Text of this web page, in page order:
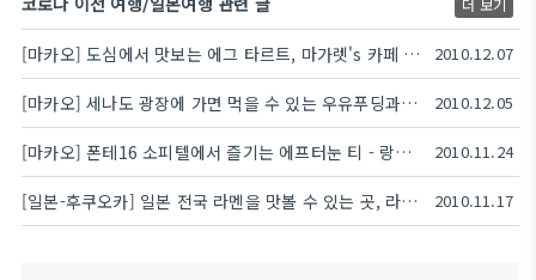
더 보기
[마카오] 도심에서 맛보는 에그 타르트, 마가렛's 카페 이 나타(Margaret's Cafe e Nata) 2010.12.07
[마카오] 세나도 광장에 가면 먹을 수 있는 우유푸딩과 계란푸딩 2010.12.05
[마카오] 폰테16 소피텔에서 즐기는 에프터눈 티 - 랑데뷰 2010.11.24
[일본-후쿠오카] 일본 전국 라멘을 맛볼 수 있는 곳, 라면스타디움 - 후쿠오카 캐널시티 쇼다이다루마(初代だるま) 2010.11.17